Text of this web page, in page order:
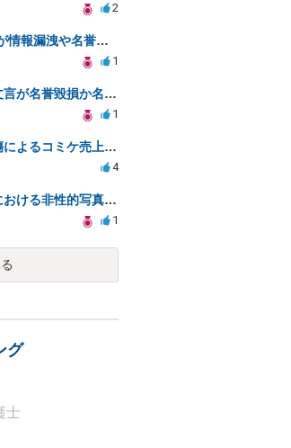
2
ChatGPTでの愚痴が情報漏洩や名誉毀損に該当するか確認したい
1
知的障害者と言う文言が名誉毀損か名誉感情の侵害になるか教えてほしい。
1
ネットでの誹謗中傷によるコミケ売上減少、損害賠償は可能か？
4
児童ポルノ規制法における非性的写真とテキストの扱いは？
1
グ
士